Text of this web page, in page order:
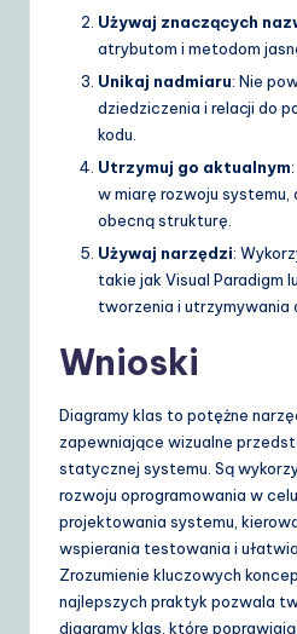
Używaj znaczących
atrybutom i metodom
Unikaj nadmiaru: Nie
dziedziczenia i relacji do
kodu.
Utrzymuj go aktualnym
w miarę rozwoju
obecną strukturę.
Używaj narzędzi:
takie jak Visual Paradigm
tworzenia i utrzymywania
Wnioski
Diagramy klas to potężne
zapewniające wizualne
statycznej systemu. Są
rozwoju oprogramowania w
projektowania systemu,
wspierania testowania i
Zrozumienie kluczowych
najlepszych praktyk pozwala
diagramy klas, które poprawiają